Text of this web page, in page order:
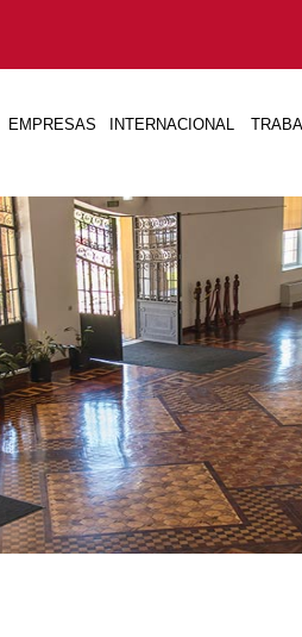
EMPRESAS INTERNACIONAL